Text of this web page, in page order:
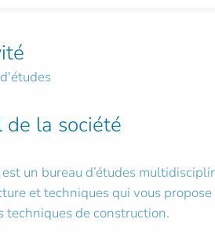
de la société
un bureau d’études
et techniques qui vous
techniques de construction.